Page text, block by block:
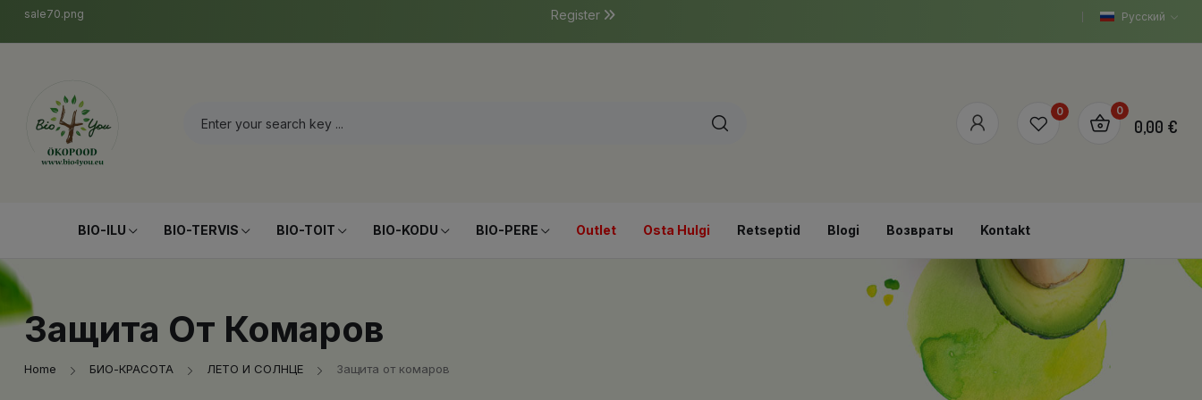
sale70.png Русский
Register
0 0
0,00 €
BIO-ILU BIO-TERVIS BIO-TOIT BIO-KODU BIO-PERE Outlet Osta Hulgi Retseptid Blogi Возвраты Kontakt
Защита От Комаров
Home БИО-КРАСОТА ЛЕТО И СОЛНЦЕ Защита от комаров